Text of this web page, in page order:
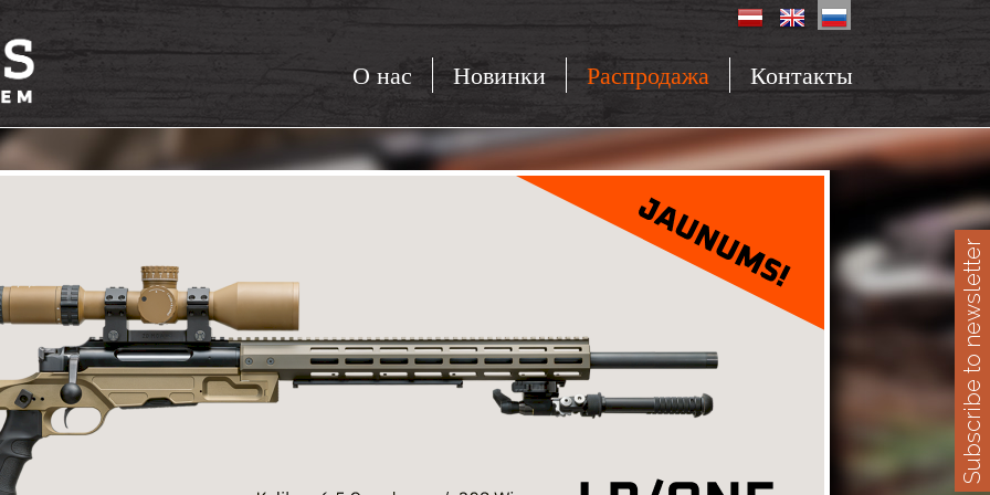
О нас Новинки Распродажа Контакты
Subscribe to newsletter